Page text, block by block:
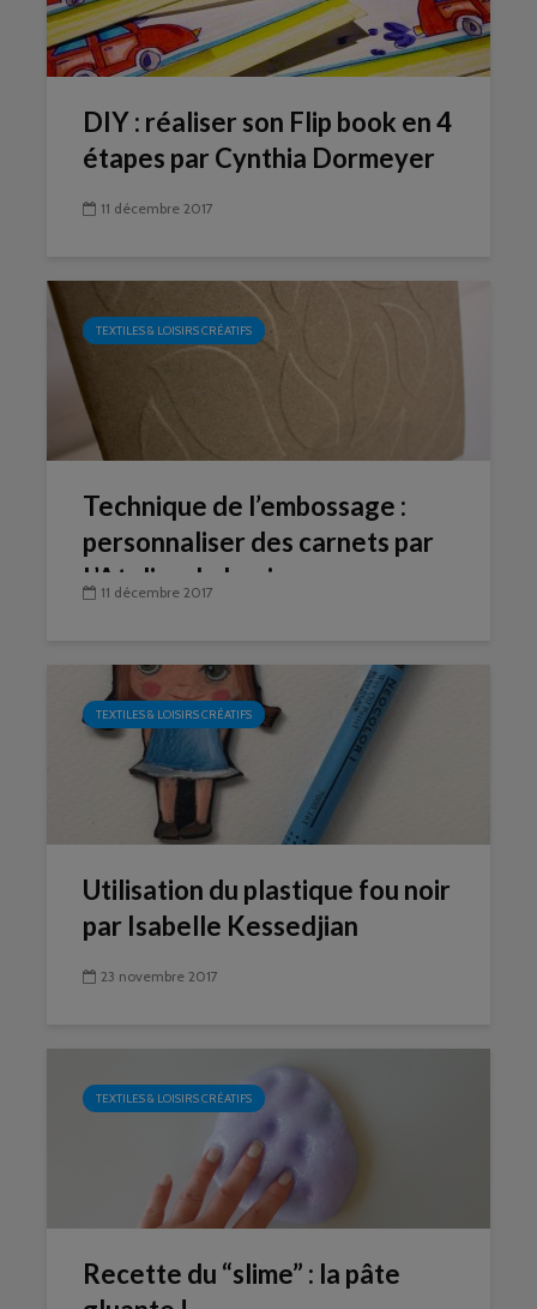
DIY : réaliser son Flip book en 4
étapes par Cynthia Dormeyer
11 décembre 2017
TEXTILES & LOISIRS CRÉATIFS
Technique de l’embossage :
personnaliser des carnets par
L’Atelier de Louise
11 décembre 2017
TEXTILES & LOISIRS CRÉATIFS
Utilisation du plastique fou noir
par Isabelle Kessedjian
23 novembre 2017
TEXTILES & LOISIRS CRÉATIFS
Recette du “slime” : la pâte